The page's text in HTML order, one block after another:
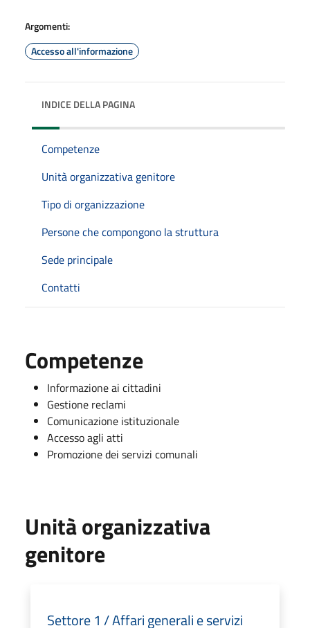
Argomenti:
Accesso all'informazione
INDICE DELLA PAGINA
Competenze
Unità organizzativa genitore
Tipo di organizzazione
Persone che compongono la struttura
Sede principale
Contatti
Competenze
Informazione ai cittadini
Gestione reclami
Comunicazione istituzionale
Accesso agli atti
Promozione dei servizi comunali
Unità organizzativa
genitore
Settore 1 / Affari generali e servizi